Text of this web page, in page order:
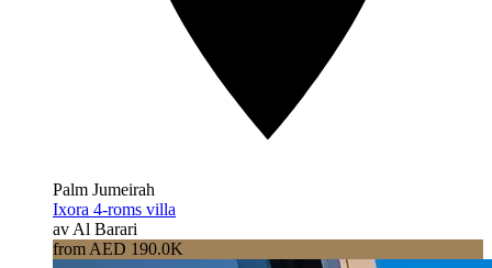
Palm Jumeirah
Ixora 4-roms villa
av Al Barari
from AED 190.0K